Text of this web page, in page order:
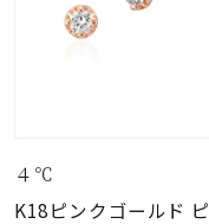
４℃
K18ピンクゴールド ピ